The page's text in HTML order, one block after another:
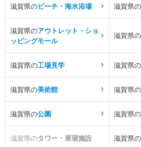
滋賀県のビーチ・海水浴場 滋賀県の
滋賀県のアウトレット・ショ
ッピングモール
滋賀県の
滋賀県の工場見学 滋賀県の
滋賀県の美術館 滋賀県の
滋賀県の公園 滋賀県の
滋賀県のタワー・展望施設 滋賀県の